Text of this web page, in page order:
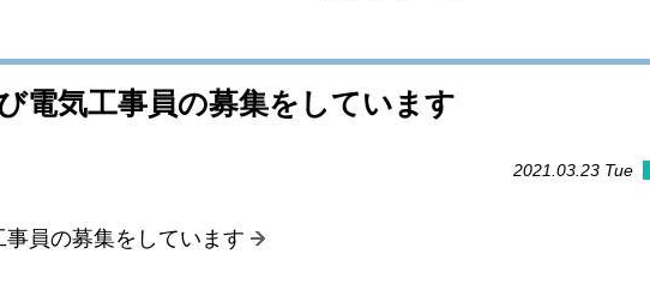
電気工事員の募集をしています
2021.03.23 Tue
員の募集をしています